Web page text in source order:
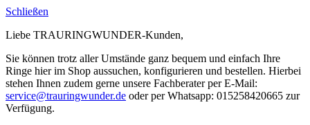
Schließen
Liebe TRAURINGWUNDER-Kunden,
Sie können trotz aller Umstände ganz bequem und einfach Ihre
Ringe hier im Shop aussuchen, konfigurieren und bestellen. Hierbei
stehen Ihnen zudem gerne unsere Fachberater per E-Mail:
service@trauringwunder.de oder per Whatsapp: 015258420665 zur
Verfügung.